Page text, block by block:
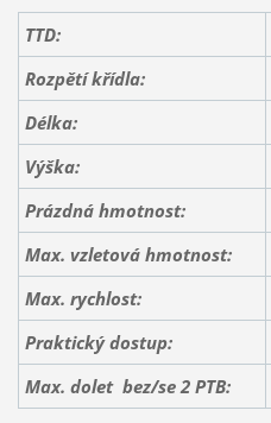
TTD:
Rozpětí křídla:
Délka:
Výška:
Prázdná hmotnost:
Max. vzletová hmotnost:
Max. rychlost:
Praktický dostup:
Max. dolet bez/se 2 PTB: